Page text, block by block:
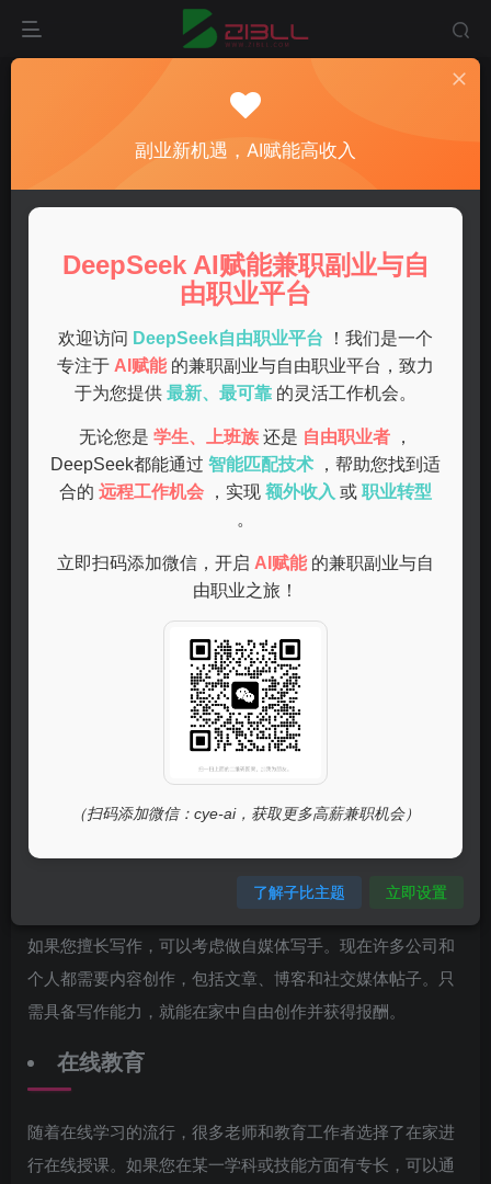
在家做兼职有哪些靠谱的选择让你轻松赚收益
关注 私信
随着互联网的发展和灵活工作模式的兴起，越来越多的人选
择在家兼职。在家做兼职有哪些靠谱的选择呢？本文将为您
介绍几种适合在家的兼职工作，帮助您轻松赚取额外收入。
网上客服
许多公司需要客户服务代表来解答客户问题和处理订单。作
为在家网上客服，您只需一台电脑和网络，就能轻松开展工
作。这份工作通常时间灵活，适合希望在家工作的宝妈或学
生。
如果您擅长写作，可以考虑做自媒体写手。现在许多公司和
个人都需要内容创作，包括文章、博客和社交媒体帖子。只
需具备写作能力，就能在家中自由创作并获得报酬。
在线教育
随着在线学习的流行，很多老师和教育工作者选择了在家进
行在线授课。如果您在某一学科或技能方面有专长，可以通
副业新机遇，AI赋能高收入
DeepSeek AI赋能兼职副业与自
由职业平台
欢迎访问 DeepSeek自由职业平台
！我们是一个
专注于 AI赋能 的兼职副业与自由职业平台，致力
于为您提供 最新、最可靠 的灵活工作机会。
无论您是 学生、上班族 还是 自由职业者
，
DeepSeek都能通过 智能匹配技术
，帮助您找到适
合的 远程工作机会 ，实现 额外收入 或 职业转型
。
立即扫码添加微信，开启 AI赋能 的兼职副业与自
由职业之旅！
（扫码添加微信：cye-ai，获取更多高薪兼职机会）
了解子比主题 立即设置